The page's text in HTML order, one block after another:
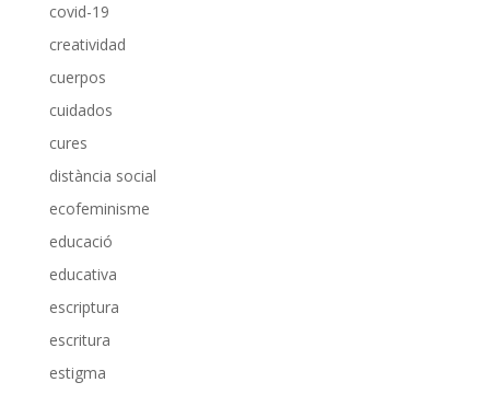
covid-19
creatividad
cuerpos
cuidados
cures
distància social
ecofeminisme
educació
educativa
escriptura
escritura
estigma